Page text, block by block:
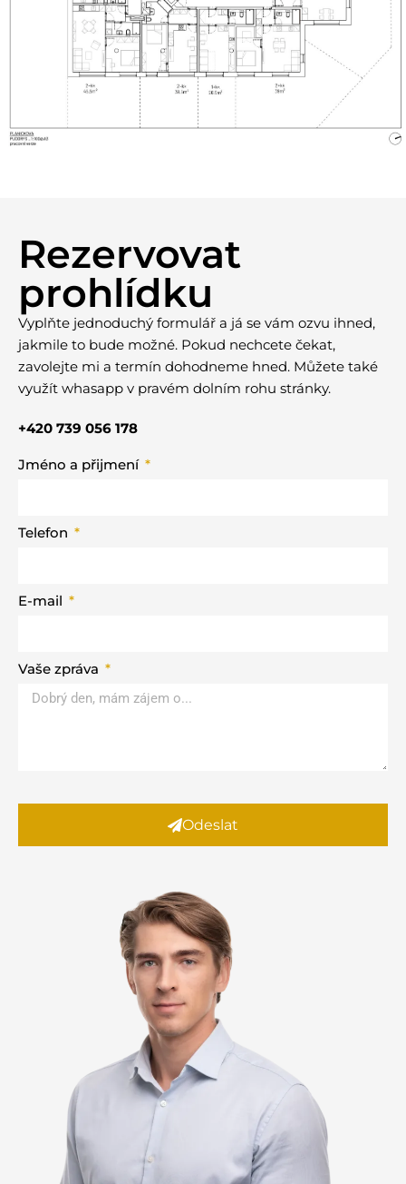
Rezervovat
prohlídku
Vyplňte jednoduchý formulář a já se vám ozvu ihned,
jakmile to bude možné. Pokud nechcete čekat,
zavolejte mi a termín dohodneme hned. Můžete také
využít whasapp v pravém dolním rohu stránky.
+420 739 056 178
Jméno a přijmení
Telefon
E-mail
Vaše zpráva
Odeslat